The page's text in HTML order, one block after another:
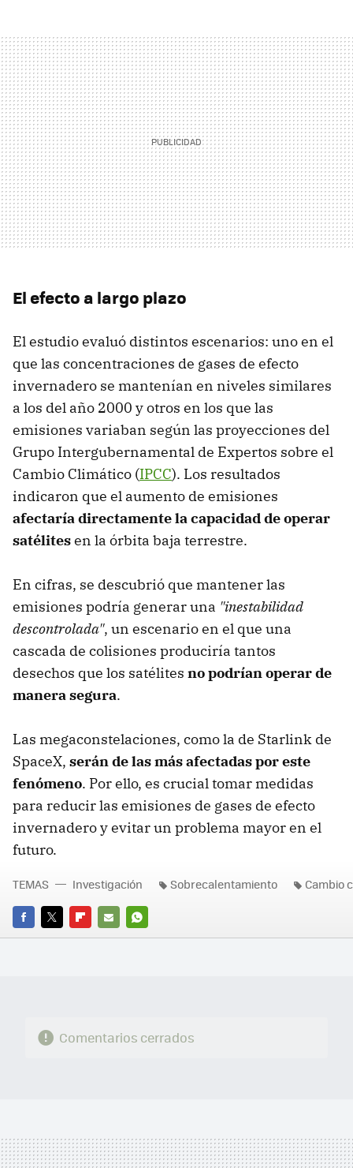
El efecto a largo plazo
El estudio evaluó distintos escenarios: uno en el
que las concentraciones de gases de efecto
invernadero se mantenían en niveles similares
a los del año 2000 y otros en los que las
emisiones variaban según las proyecciones del
Grupo Intergubernamental de Expertos sobre el
Cambio Climático (IPCC). Los resultados
indicaron que el aumento de emisiones
afectaría directamente la capacidad de operar
satélitesen la órbita baja terrestre.
En cifras, se descubrió que mantener las
emisiones podría generar una "inestabilidad
descontrolada", un escenario en el que una
cascada de colisiones produciría tantos
desechos que los satélites no podrían operar de
manera segura.
Las megaconstelaciones, como la de Starlink de
SpaceX, serán de las más afectadas por este
fenómeno. Por ello, es crucial tomar medidas
para reducir las emisiones de gases de efecto
invernadero y evitar un problema mayor en el
futuro.
FACEBOOK
TWITTERFLIPBOARD
E-
WHATSAPP
TEMAS Investigación Sobrecalentamiento Cambio
Comentarios cerrados